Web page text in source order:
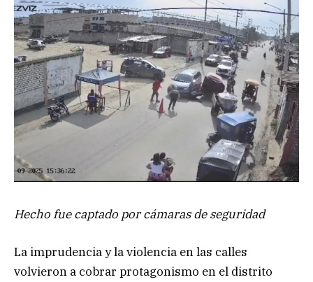
Hecho fue captado por cámaras de seguridad
La imprudencia y la violencia en las calles
volvieron a cobrar protagonismo en el distrito